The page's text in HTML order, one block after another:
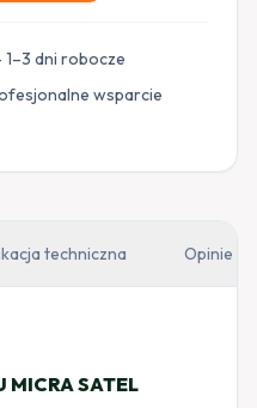
dni robocze
wsparcie
techniczna Opinie
MICRA SATEL